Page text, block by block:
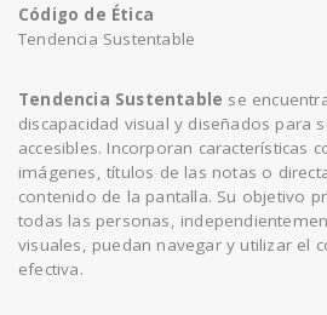
Código de Ética
Tendencia Sustentable
Tendencia Sustentable se
discapacidad visual y diseñados para
accesibles. Incorporan características
imágenes, títulos de las notas o
contenido de la pantalla. Su objetivo
todas las personas,
visuales, puedan navegar y utilizar el
efectiva.